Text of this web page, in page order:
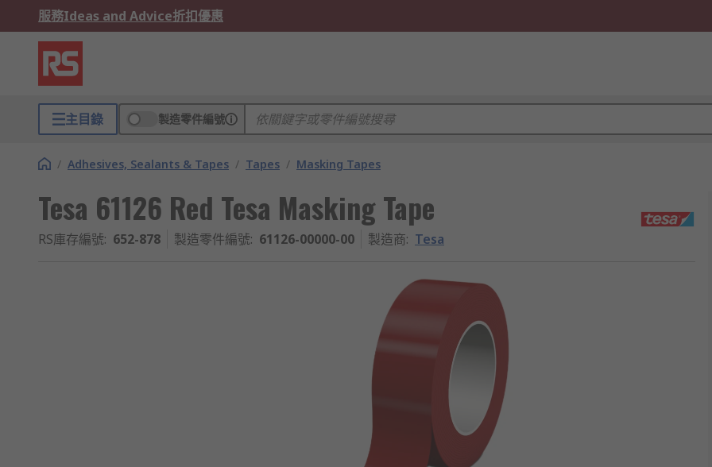
服務Ideas and Advice折扣優惠
主目錄 製造零件編號
/ Adhesives, Sealants & Tapes / Tapes / Masking Tapes
Tesa 61126 Red Tesa Masking Tape
RS庫存編號: 652-878 製造零件編號: 61126-00000-00 製造商: Tesa